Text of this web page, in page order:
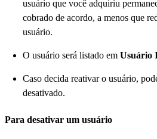
usuário que você adquiriu
cobrado de acordo, a menos que
usuário.
O usuário será listado em Usuário
Caso decida reativar o usuário,
desativado.
Para desativar um usuário